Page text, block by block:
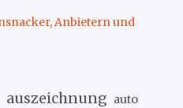
Anbietern und
auszeichnung auto